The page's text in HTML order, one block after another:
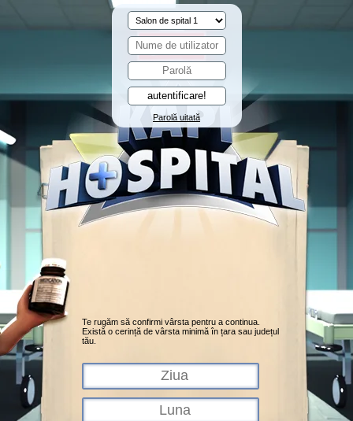
Parolă uitată
Te rugăm să confirmi vârsta pentru a continua.
Există o cerință de vârsta minimă în țara sau județul
tău.